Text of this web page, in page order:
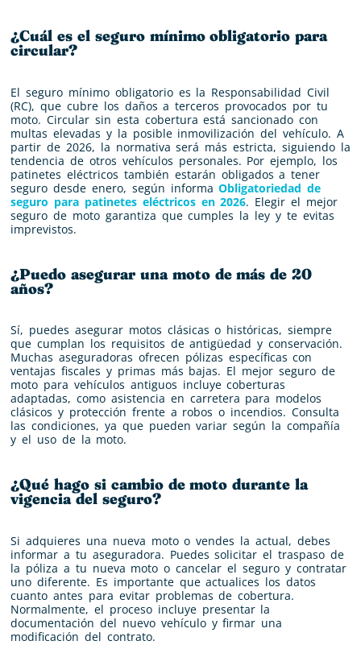
¿Cuál es el seguro mínimo obligatorio para
circular?
El seguro mínimo obligatorio es la Responsabilidad Civil
(RC), que cubre los daños a terceros provocados por tu
moto. Circular sin esta cobertura está sancionado con
multas elevadas y la posible inmovilización del vehículo. A
partir de 2026, la normativa será más estricta, siguiendo la
tendencia de otros vehículos personales. Por ejemplo, los
patinetes eléctricos también estarán obligados a tener
seguro desde enero, según informaObligatoriedad de
seguro para patinetes eléctricos en 2026. Elegir el mejor
seguro de moto garantiza que cumples la ley y te evitas
imprevistos.
¿Puedo asegurar una moto de más de 20
años?
Sí, puedes asegurar motos clásicas o históricas, siempre
que cumplan los requisitos de antigüedad y conservación.
Muchas aseguradoras ofrecen pólizas específicas con
ventajas fiscales y primas más bajas. El mejor seguro de
moto para vehículos antiguos incluye coberturas
adaptadas, como asistencia en carretera para modelos
clásicos y protección frente a robos o incendios. Consulta
las condiciones, ya que pueden variar según la compañía
y el uso de la moto.
¿Qué hago si cambio de moto durante la
vigencia del seguro?
Si adquieres una nueva moto o vendes la actual, debes
informar a tu aseguradora. Puedes solicitar el traspaso de
la póliza a tu nueva moto o cancelar el seguro y contratar
uno diferente. Es importante que actualices los datos
cuanto antes para evitar problemas de cobertura.
Normalmente, el proceso incluye presentar la
documentación del nuevo vehículo y firmar una
modificación del contrato.